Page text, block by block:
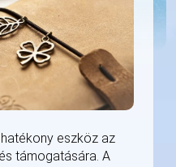
eszköz az
támogatására. A